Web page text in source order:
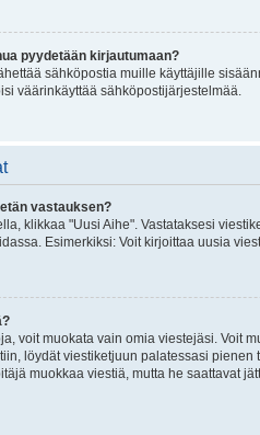
pyydetään kirjautumaan?
sähköpostia muille käyttäjille
väärinkäyttää sähköpostijärjestelmää.
vastauksen?
klikkaa "Uusi Aihe". Vastataksesi
Esimerkiksi: Voit kirjoittaa uusia
voit muokata vain omia viestejäsi. Voit
löydät viestiketjuun palatessasi
muokkaa viestiä, mutta he saattavat